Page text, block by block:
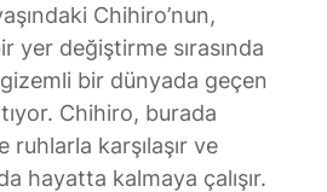
Chihiro’nun,
yer değiştirme sırasında
gizemli bir dünyada geçen
Chihiro, burada
ruhlarla karşılaşır ve
hayatta kalmaya çalışır.